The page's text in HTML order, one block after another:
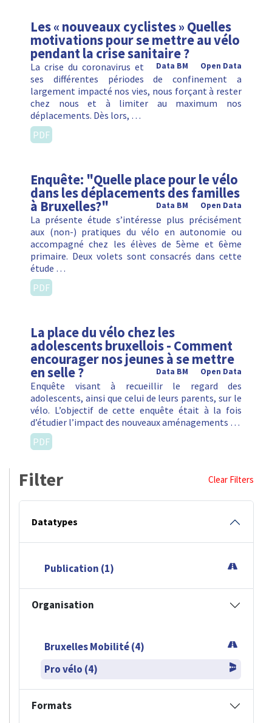
Les « nouveaux cyclistes » Quelles
motivations pour se mettre au vélo
pendant la crise sanitaire ?
Open Data
Data BM
La crise du coronavirus et
ses différentes périodes de confinement a
largement impacté nos vies, nous forçant à rester
chez nous et à limiter au maximum nos
déplacements. Dès lors, …
PDF
Enquête: "Quelle place pour le vélo
dans les déplacements des familles
à Bruxelles?" Open Data
Data BM
La présente étude s’intéresse plus précisément
aux (non-) pratiques du vélo en autonomie ou
accompagné chez les élèves de 5ème et 6ème
primaire. Deux volets sont consacrés dans cette
étude …
PDF
La place du vélo chez les
adolescents bruxellois - Comment
encourager nos jeunes à se mettre
en selle ? Open Data
Data BM
Enquête visant à recueillir le regard des
adolescents, ainsi que celui de leurs parents, sur le
vélo. L’objectif de cette enquête était à la fois
d’étudier l’impact des nouveaux aménagements …
PDF
Filter Clear Filters
Datatypes
Publication (1)
Organisation
Bruxelles Mobilité (4)
Pro vélo (4)
Formats